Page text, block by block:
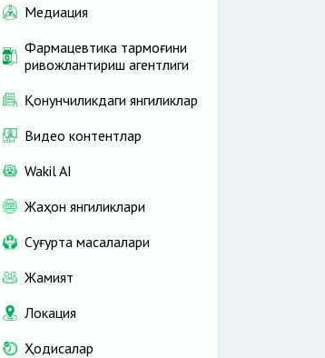
Медиация
Фармацевтика тармоғини
ривожлантириш агентлиги
Қонунчиликдаги янгиликлар
Видео контентлар
Wakil AI
Жаҳон янгиликлари
Cуғурта масалалари
Жамият
Локация
Ҳодисалар